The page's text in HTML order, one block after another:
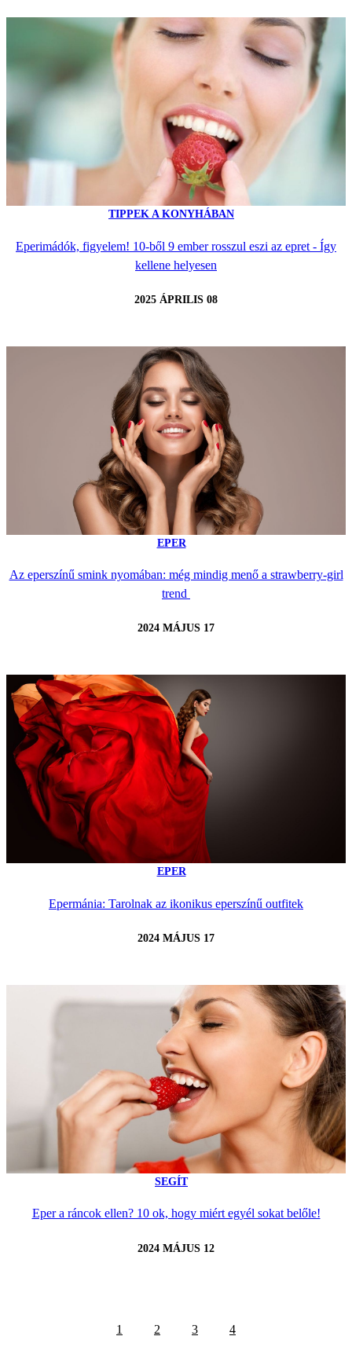
TIPPEK A KONYHÁBAN
Eperimádók, figyelem! 10-ből 9 ember rosszul eszi az epret - Így
kellene helyesen
2025 ÁPRILIS 08
EPER
Az eperszínű smink nyomában: még mindig menő a strawberry-girl
trend
2024 MÁJUS 17
EPER
Epermánia: Tarolnak az ikonikus eperszínű outfitek
2024 MÁJUS 17
SEGÍT
Eper a ráncok ellen? 10 ok, hogy miért egyél sokat belőle!
2024 MÁJUS 12
1 2 3 4